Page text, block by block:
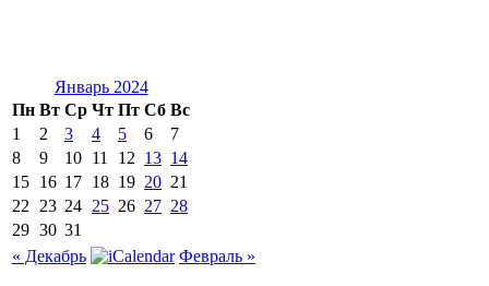
Январь 2024
Пн Вт Ср Чт Пт Сб Вс
1
2 3 4 5 6
7
8
9 10 11 12 13 14
15 16 17 18 19 20 21
22
23 24 25 26 27 28
29 30 31
« Декабрь
Февраль »